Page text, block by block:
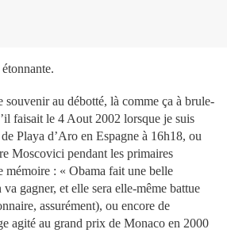
souvenir au débotté, là comme ça à brule-
faisait le 4 Aout 2002 lorsque je suis
Playa d’Aro en Espagne à 16h18, ou
Moscovici pendant les primaires
mémoire : « Obama fait une belle
gagner, et elle sera elle-même battue
assurément), ou encore de
agité au grand prix de Monaco en 2000